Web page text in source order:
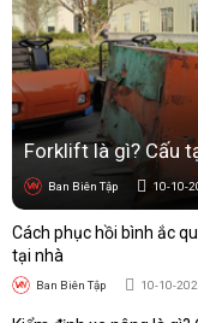
Forklift là gì? Cấu
Ban Biên Tập 10-10-
Cách phục hồi bình ắc
tại nhà
Ban Biên Tập 10-10-